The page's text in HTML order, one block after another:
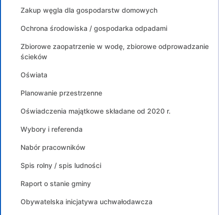
Zakup węgla dla gospodarstw domowych
Ochrona środowiska / gospodarka odpadami
Zbiorowe zaopatrzenie w wodę, zbiorowe odprowadzanie
ścieków
Oświata
Planowanie przestrzenne
Oświadczenia majątkowe składane od 2020 r.
Wybory i referenda
Nabór pracowników
Spis rolny / spis ludności
Raport o stanie gminy
Obywatelska inicjatywa uchwałodawcza